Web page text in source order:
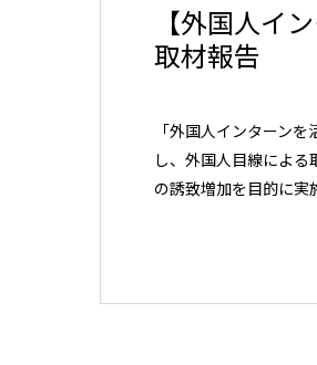
【外国人イ
取材報告
「外国人インターン
し、外国人目線によ
の誘致増加を目的に